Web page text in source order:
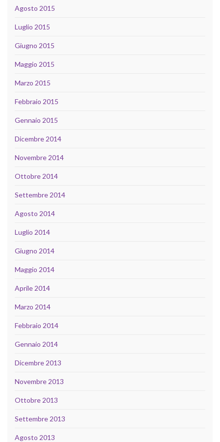
Agosto 2015
Luglio 2015
Giugno 2015
Maggio 2015
Marzo 2015
Febbraio 2015
Gennaio 2015
Dicembre 2014
Novembre 2014
Ottobre 2014
Settembre 2014
Agosto 2014
Luglio 2014
Giugno 2014
Maggio 2014
Aprile 2014
Marzo 2014
Febbraio 2014
Gennaio 2014
Dicembre 2013
Novembre 2013
Ottobre 2013
Settembre 2013
Agosto 2013